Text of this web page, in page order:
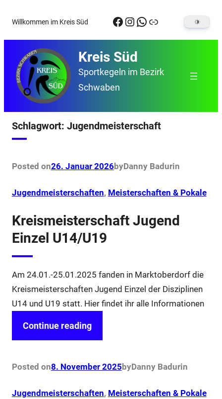
Inhalt
springen
Willkommen im Kreis Süd Facebook
Instagram
WhatsApp
Link
Kreis Süd
Sportkegeln im Bezirk
Schwaben
Schlagwort: Jugendmeisterschaft
Posted on26. Januar 2026byDanny Badurin
Jugendmeisterschaften, Meisterschaften & Pokale
Kreismeisterschaft Jugend
Einzel U14/U19
Am 24.01.-25.01.2025 fanden in Marktoberdorf die
Kreismeisterschaften Jugend Einzel der Disziplinen
U14 und U19 statt. Hier findet ihr alle Informationen
Continue reading
Posted on8. November 2025 byDanny Badurin
Jugendmeisterschaften, Meisterschaften & Pokale